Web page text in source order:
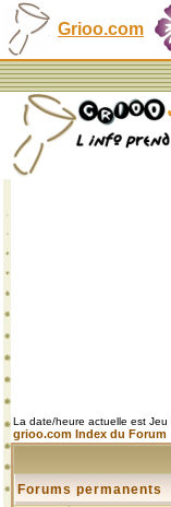
Grioo.com
La date/heure actuelle est
grioo.com Index du Forum
Forums permanents